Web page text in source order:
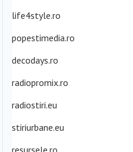
life4style.ro
popestimedia.ro
decodays.ro
radiopromix.ro
radiostiri.eu
stiriurbane.eu